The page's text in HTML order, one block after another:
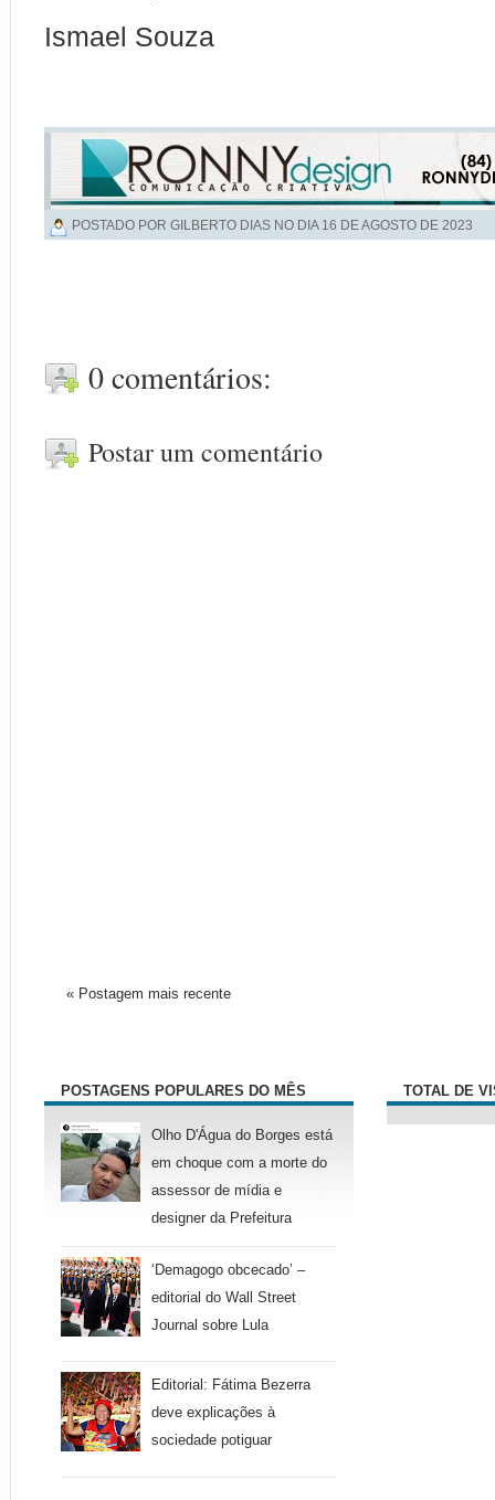
Ismael Souza
POSTADO POR GILBERTO DIAS NO DIA 16 DE AGOSTO DE 2023
0 comentários:
Postar um comentário
« Postagem mais recente
POSTAGENS POPULARES DO MÊS
Olho D'Água do Borges está
em choque com a morte do
assessor de mídia e
designer da Prefeitura
‘Demagogo obcecado’ –
editorial do Wall Street
Journal sobre Lula
Editorial: Fátima Bezerra
deve explicações à
sociedade potiguar
TOTAL DE